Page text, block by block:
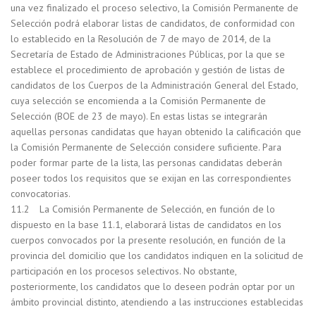
una vez finalizado el proceso selectivo, la Comisión Permanente de
Selección podrá elaborar listas de candidatos, de conformidad con
lo establecido en la Resolución de 7 de mayo de 2014, de la
Secretaría de Estado de Administraciones Públicas, por la que se
establece el procedimiento de aprobación y gestión de listas de
candidatos de los Cuerpos de la Administración General del Estado,
cuya selección se encomienda a la Comisión Permanente de
Selección (BOE de 23 de mayo). En estas listas se integrarán
aquellas personas candidatas que hayan obtenido la calificación que
la Comisión Permanente de Selección considere suficiente. Para
poder formar parte de la lista, las personas candidatas deberán
poseer todos los requisitos que se exijan en las correspondientes
convocatorias.
11.2 La Comisión Permanente de Selección, en función de lo
dispuesto en la base 11.1, elaborará listas de candidatos en los
cuerpos convocados por la presente resolución, en función de la
provincia del domicilio que los candidatos indiquen en la solicitud de
participación en los procesos selectivos. No obstante,
posteriormente, los candidatos que lo deseen podrán optar por un
ámbito provincial distinto, atendiendo a las instrucciones establecidas